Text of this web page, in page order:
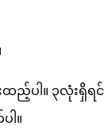
ထည့်ပါ။ ၃လုံးရှိရင်
ါ။